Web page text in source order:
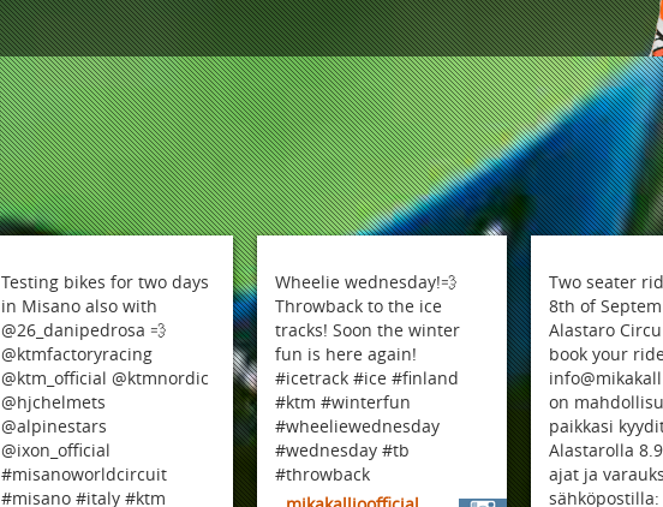
Testing bikes for two days
in Misano also with
@26_danipedrosa 💨
@ktmfactoryracing
@ktm_official @ktmnordic
@hjchelmets
@alpinestars
@ixon_official
#misanoworldcircuit
#misano #italy #ktm
Wheelie wednesday!💨
Throwback to the ice
tracks! Soon the winter
fun is here again!
#icetrack #ice #finland
#ktm #winterfun
#wheeliewednesday
#wednesday #tb
#throwback
Two seater
8th of
Alastaro
book your
on
paikkasi
Alastarolla
ajat ja
sähköpostilla: